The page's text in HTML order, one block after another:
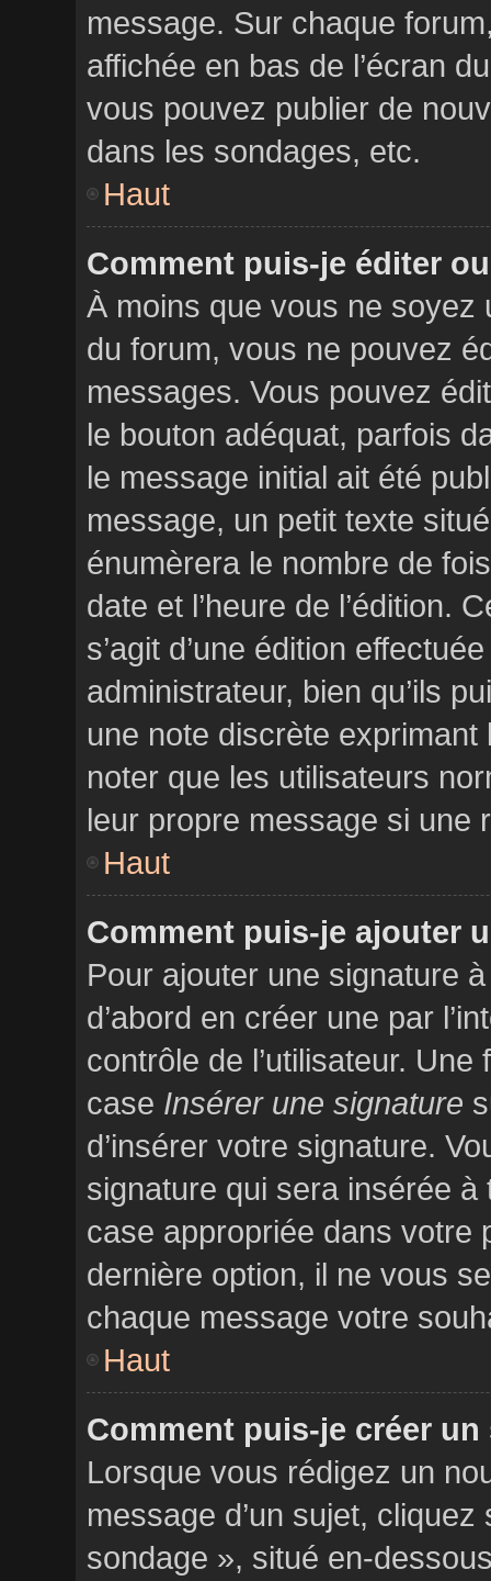
message. Sur chaque
affichée en bas de l’écran
vous pouvez publier de
dans les sondages, etc.
Haut
Comment puis-je éditer
À moins que vous ne soyez
du forum, vous ne pouvez
messages. Vous pouvez
le bouton adéquat, parfois
le message initial ait été
message, un petit texte
énumèrera le nombre de
date et l’heure de l’édition.
s’agit d’une édition
administrateur, bien qu’ils
une note discrète
noter que les utilisateurs
leur propre message si une
Haut
Comment puis-je ajouter
Pour ajouter une signature
d’abord en créer une par
contrôle de l’utilisateur.
case Insérer une signature
d’insérer votre signature.
signature qui sera insérée
case appropriée dans votre
dernière option, il ne vous
chaque message votre
Haut
Comment puis-je créer un
Lorsque vous rédigez un
message d’un sujet, cliquez
sondage », situé en-